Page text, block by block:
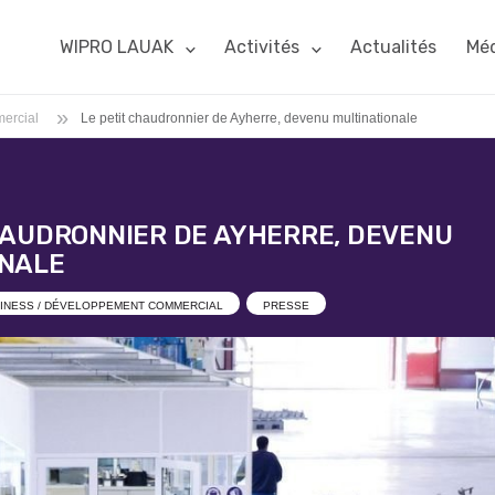
WIPRO LAUAK Activités Actualités
» Le petit chaudronnier de Ayherre, devenu multinationale
DE AYHERRE, DEVENU
/ DÉVELOPPEMENT COMMERCIAL PRESSE